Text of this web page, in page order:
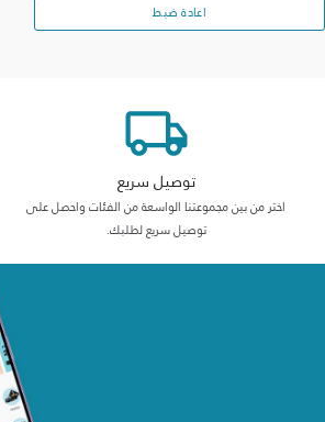
اعادة ضبط
توصيل سريع
اختر من بين مجموعتنا الواسعة من الفئات واحصل على
توصيل سريع لطلبك.